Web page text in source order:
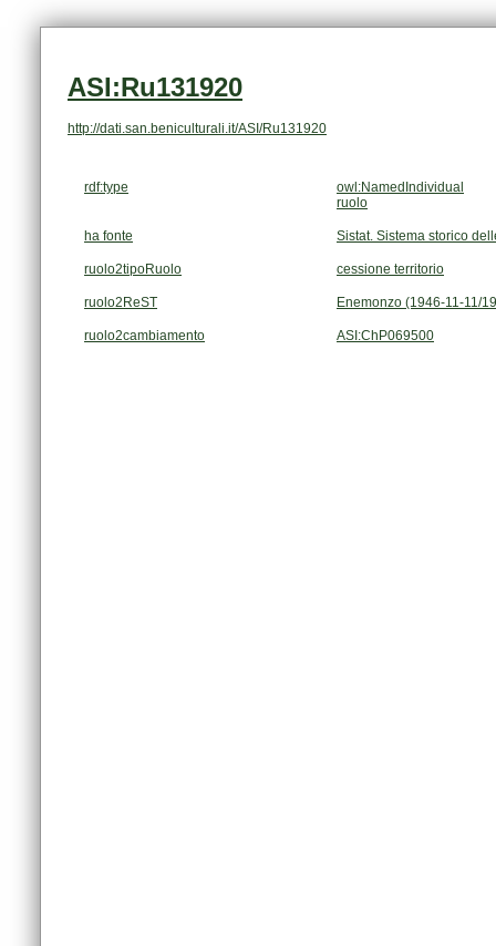
ASI:Ru131920
http://dati.san.beniculturali.it/ASI/Ru131920
rdf:type
owl:NamedIndividual
ruolo
ha fonte Sistat. Sistema storico
ruolo2tipoRuolo cessione territorio
ruolo2ReST Enemonzo (1946-11-11/
ruolo2cambiamento ASI:ChP069500